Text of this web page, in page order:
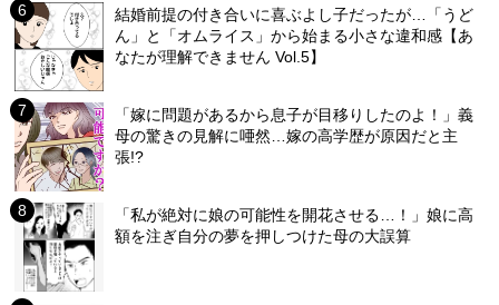
結婚前提の付き合いに喜ぶよし子だったが…「うど
ん」と「オムライス」から始まる小さな違和感【あ
なたが理解できません Vol.5】
「嫁に問題があるから息子が目移りしたのよ！」義
母の驚きの見解に唖然…嫁の高学歴が原因だと主
張!?
「私が絶対に娘の可能性を開花させる…！」娘に高
額を注ぎ自分の夢を押しつけた母の大誤算